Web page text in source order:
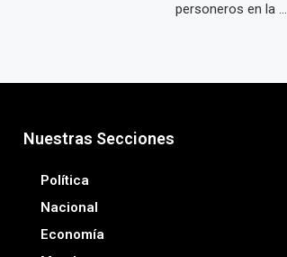
personeros en la ...
Nuestras Secciones
Política
Nacional
Economía